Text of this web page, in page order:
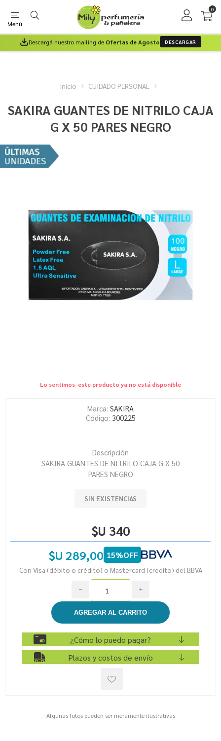
Menú
0
Descargá nuestro mailing de Ofertas de Agosto DESCARGAR
Inicio CUIDADO PERSONAL
SAKIRA GUANTES DE NITRILO CAJA
G X 50 PARES NEGRO
Lo sentimos-este producto ya no está disponible
Marca: SAKIRA
Código: 300225
Descripción
SAKIRA GUANTES DE NITRILO CAJA G X 50
PARES NEGRO
SIN EXISTENCIAS
$U 340
$U 289,00 15%OFF
Con Visa (débito o crédito) o Mastercard (credito) del BBVA
i
h
¿Cómo lo puedo pagar?
Plazos y costos de envío
Algunas fotos pueden ser meramente ilustrativas